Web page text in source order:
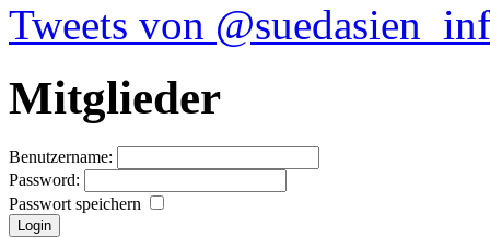
Tweets von
Mitglieder
Benutzername:
Password:
Passwort speichern